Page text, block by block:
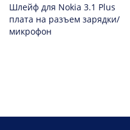
Шлейф для Nokia 3.1 Plus
плата на разъем зарядки/
микрофон